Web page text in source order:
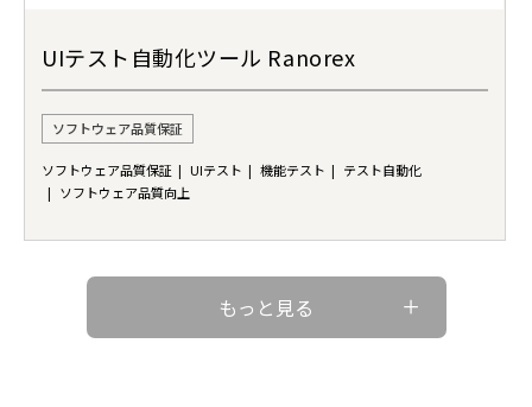
UIテスト自動化ツール Ranorex
ソフトウェア品質保証
ソフトウェア品質保証 UIテスト 機能テスト
テスト自動化
ソフトウェア品質向上
もっと見る